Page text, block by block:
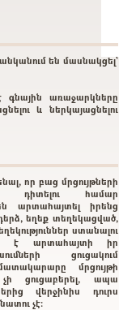
են մասնակցել`
առաջարկները
և ներկայացնելու
որ բաց մրցույթների
դիտելու համար
արտահայտել իրենց
եղեք տեղեկացված,
ստանալու
է արտահայտի իր
ցուցակում
մրցույթի
չի ցուցաբերել, ապա
վերջինիս դուրս
չէ: